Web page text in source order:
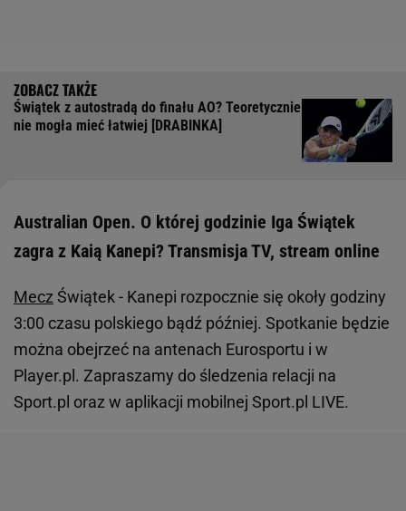
Świątek z autostradą do finału AO? Teoretycznie
nie mogła mieć łatwiej [DRABINKA]
Australian Open. O której godzinie Iga Świątek
zagra z Kaią Kanepi? Transmisja TV, stream online
MeczŚwiątek - Kanepi rozpocznie się okoły godziny
3:00 czasu polskiego bądź później. Spotkanie będzie
można obejrzeć na antenach Eurosportu i w
Player.pl. Zapraszamy do śledzenia relacji na
Sport.pl oraz w aplikacji mobilnej Sport.pl LIVE.